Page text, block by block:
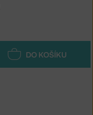
DO KOŠÍKU